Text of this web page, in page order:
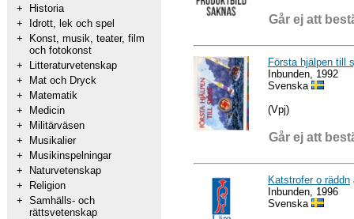
+
Historia
+
Idrott, lek och spel
+
Konst, musik, teater, film
och fotokonst
+
Litteraturvetenskap
+
Mat och Dryck
+
Matematik
+
Medicin
+
Militärväsen
+
Musikalier
+
Musikinspelningar
+
Naturvetenskap
+
Religion
+ Samhälls- och
rättsvetenskap
Går ej att
Första hjälpen till
Inbunden, 1992
Svenska
(Vpj)
Går ej att
Katstrofer o räddn
Inbunden, 1996
Svenska